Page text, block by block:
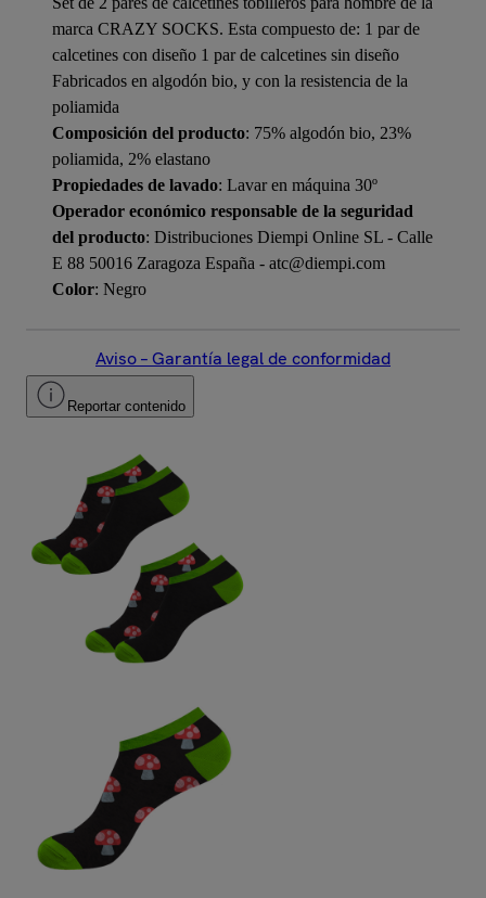
marca CRAZY SOCKS. Esta compuesto de: 1 par de
calcetines con diseño 1 par de calcetines sin diseño
Fabricados en algodón bio, y con la resistencia de la
poliamida
Composición del producto: 75% algodón bio, 23%
poliamida, 2% elastano
Propiedades de lavado: Lavar en máquina 30º
Operador económico responsable de la seguridad
del producto: Distribuciones Diempi Online SL - Calle
E 88 50016 Zaragoza España - atc@diempi.com
Color: Negro
Aviso – Garantía legal de conformidad
Reportar contenido